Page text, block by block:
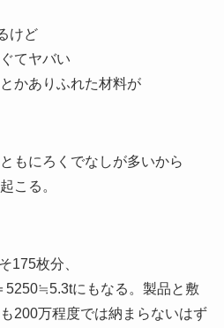
けど
てヤバい
かありふれた材料が
もにろくでなしが多いから
こる。
175枚分、
5250≒5.3tにもなる。製品と敷
200万程度では納まらないはず